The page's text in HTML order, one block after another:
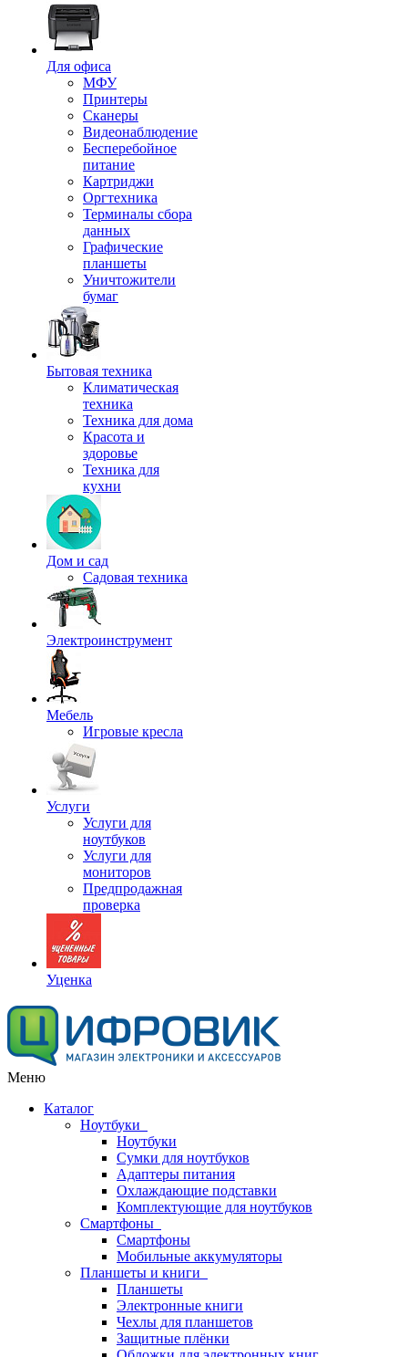
Для офиса
МФУ
Принтеры
Сканеры
Видеонаблюдение
Бесперебойное
питание
Картриджи
Оргтехника
Терминалы сбора
данных
Графические
планшеты
Уничтожители
бумаг
Бытовая техника
Климатическая
техника
Техника для дома
Красота и
здоровье
Техника для
кухни
Дом и сад
Садовая техника
Электроинструмент
Мебель
Игровые кресла
Услуги
Услуги для
ноутбуков
Услуги для
мониторов
Предпродажная
проверка
Уценка
Меню
Каталог
Ноутбуки
Ноутбуки
Сумки для ноутбуков
Адаптеры питания
Охлаждающие подставки
Комплектующие для ноутбуков
Смартфоны
Смартфоны
Мобильные аккумуляторы
Планшеты и книги
Планшеты
Электронные книги
Чехлы для планшетов
Защитные плёнки